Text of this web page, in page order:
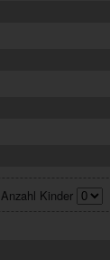
Anzahl Kinder